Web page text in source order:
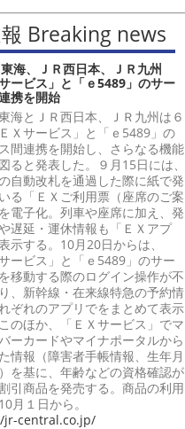
Breaking news
海、ＪＲ西日本、ＪＲ九州
サービス」と「ｅ5489」のサー
携を開始
海とＪＲ西日本、ＪＲ九州は６
Ｘサービス」と「ｅ5489」の
間連携を開始し、さらなる機能
ると発表した。９月15日には、
自動改札を通過した際に紙で発
る「ＥＸご利用票（座席のご案
電子化。列車や座席に加え、発
遅延・運休情報も「ＥＸアプ
示する。10月20日からは、
サービス」と「ｅ5489」のサー
移動する際のログイン操作が不
、新幹線・在来線特急の予約情
ぞれのアプリでをまとめて表示
のほか、「ＥＸサービス」でマ
ーカードやマイナポータルから
情報（障害者手帳情報、生年月
を基に、年齢などの資格確認が
引商品を発売する。商品の利用
月１日から。
jr-central.co.jp/